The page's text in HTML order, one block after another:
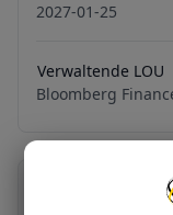
2027-01-25
Verwaltende LOU
Bloomberg